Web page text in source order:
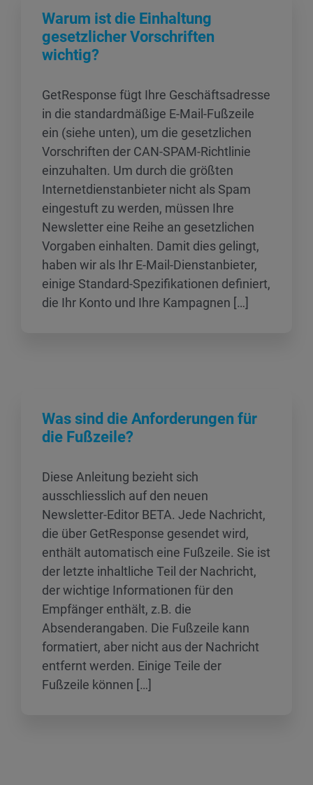
Warum ist die Einhaltung
gesetzlicher Vorschriften
wichtig?
GetResponse fügt Ihre Geschäftsadresse
in die standardmäßige E-Mail-Fußzeile
ein (siehe unten), um die gesetzlichen
Vorschriften der CAN-SPAM-Richtlinie
einzuhalten. Um durch die größten
Internetdienstanbieter nicht als Spam
eingestuft zu werden, müssen Ihre
Newsletter eine Reihe an gesetzlichen
Vorgaben einhalten. Damit dies gelingt,
haben wir als Ihr E-Mail-Dienstanbieter,
einige Standard-Spezifikationen definiert,
die Ihr Konto und Ihre Kampagnen […]
Was sind die Anforderungen für
die Fußzeile?
Diese Anleitung bezieht sich
ausschliesslich auf den neuen
Newsletter-Editor BETA. Jede Nachricht,
die über GetResponse gesendet wird,
enthält automatisch eine Fußzeile. Sie ist
der letzte inhaltliche Teil der Nachricht,
der wichtige Informationen für den
Empfänger enthält, z.B. die
Absenderangaben. Die Fußzeile kann
formatiert, aber nicht aus der Nachricht
entfernt werden. Einige Teile der
Fußzeile können […]